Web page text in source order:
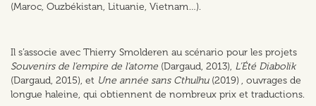
(Maroc, Ouzbékistan, Lituanie, Vietnam…).
Il s’associe avec Thierry Smolderen au scénario pour les projets
Souvenirs de l’empire de l’atome (Dargaud, 2013), L’Été Diabolik
(Dargaud, 2015), et Une année sans Cthulhu(2019) , ouvrages de
longue haleine, qui obtiennent de nombreux prix et traductions.